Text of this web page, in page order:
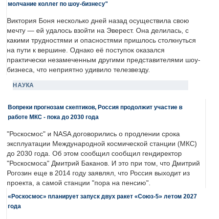
молчание коллег по шоу-бизнесу"
Виктория Боня несколько дней назад осуществила свою
мечту — ей удалось взойти на Эверест. Она делилась, с
какими трудностями и опасностями пришлось столкнуться
на пути к вершине. Однако её поступок оказался
практически незамеченным другими представителями шоу-
бизнеса, что неприятно удивило телезвезду.
НАУКА
Вопреки прогнозам скептиков, Россия продолжит участие в
работе МКС - пока до 2030 года
"Роскосмос" и NASA договорились о продлении срока
эксплуатации Международной космической станции (МКС)
до 2030 года. Об этом сообщил сообщил гендиректор
"Роскосмоса" Дмитрий Баканов. И это при том, что Дмитрий
Рогозин еще в 2014 году заявлял, что Россия выходит из
проекта, а самой станции "пора на пенсию".
«Роскосмос» планирует запуск двух ракет «Союз-5» летом 2027
года